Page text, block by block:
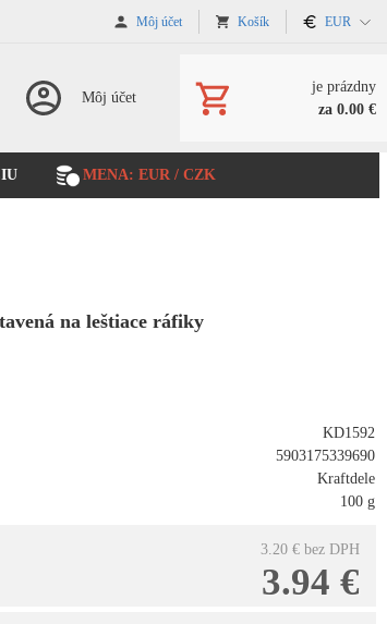
Môj účet Košík EUR
Môj účet
je prázdny
za 0.00 €
MENA: EUR / CZK
na leštiace ráfiky
KD1592
5903175339690
Kraftdele
100 g
3.20 € bez DPH
3.94 €